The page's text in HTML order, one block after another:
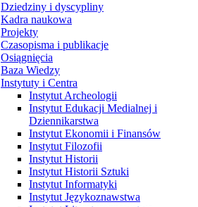
Dziedziny i dyscypliny
Kadra naukowa
Projekty
Czasopisma i publikacje
Osiągnięcia
Baza Wiedzy
Instytuty i Centra
Instytut Archeologii
Instytut Edukacji Medialnej i
Dziennikarstwa
Instytut Ekonomii i Finansów
Instytut Filozofii
Instytut Historii
Instytut Historii Sztuki
Instytut Informatyki
Instytut Językoznawstwa